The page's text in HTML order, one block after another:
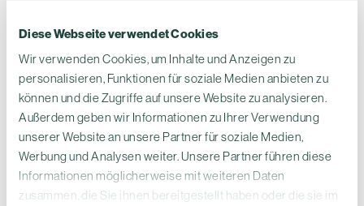
Diese Webseite verwendet Cookies
Wir verwenden Cookies, um Inhalte und Anzeigen zu
personalisieren, Funktionen für soziale Medien anbieten zu
können und die Zugriffe auf unsere Website zu analysieren.
Außerdem geben wir Informationen zu Ihrer Verwendung
unserer Website an unsere Partner für soziale Medien,
Werbung und Analysen weiter. Unsere Partner führen diese
Informationen möglicherweise mit weiteren Daten
zusammen, die Sie ihnen bereitgestellt haben oder die sie im